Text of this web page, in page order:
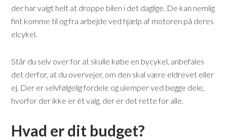
der har valgt helt at droppe bilen i det daglige. De kan nemlig
fint komme til og fra arbejde ved hjælp af motoren på deres
elcykel.
Står du selv over for at skulle købe en bycykel, anbefales
det derfor, at du overvejer, om den skal være eldrevet eller
ej. Der er selvfølgelig fordele og ulemper ved begge dele,
hvorfor der ikke er ét valg, der er det rette for alle.
Hvad er dit budget?